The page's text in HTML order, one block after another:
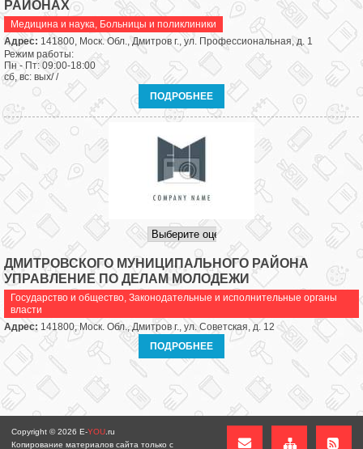
РАЙОНАХ
Медицина и наука, Больницы и поликлиники
Адрес: 141800, Моск. Обл., Дмитров г., ул. Профессиональная, д. 1
Режим работы:
Пн - Пт: 09:00-18:00
сб, вс: вых/ /
ПОДРОБНЕЕ
ДМИТРОВСКОГО МУНИЦИПАЛЬНОГО РАЙОНА
УПРАВЛЕНИЕ ПО ДЕЛАМ МОЛОДЕЖИ
Государство и общество, Законодательные и исполнительные органы
власти
Адрес: 141800, Моск. Обл., Дмитров г., ул. Советская, д. 12
ПОДРОБНЕЕ
Copyright © 2026 E-YOU .ru
Копирование материалов сайта только с